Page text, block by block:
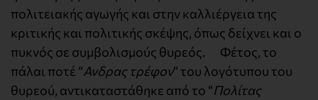
πολιτειακής αγωγής και στην καλλιέργεια της
κριτικής και πολιτικής σκέψης, όπως δείχνει και ο
πυκνός σε συμβολισμούς θυρεός. Φέτος, το
πάλαι ποτέ “Ανδρας τρέφον” του λογότυπου του
θυρεού, αντικαταστάθηκε από το “Πολίτας